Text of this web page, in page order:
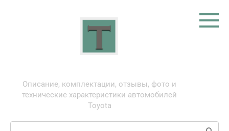
Описание, комплектации, отзывы, фото и
технические характеристики автомобилей
Toyota
Поиск: